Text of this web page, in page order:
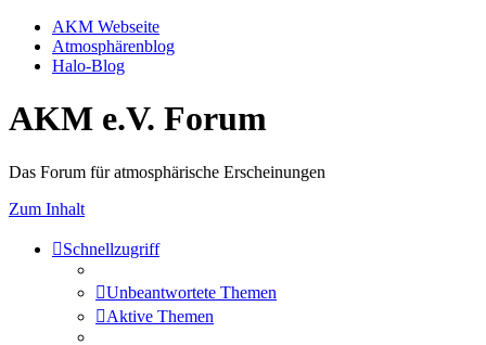
AKM Webseite
Atmosphärenblog
Halo-Blog
AKM e.V. Forum
Das Forum für atmosphärische Erscheinungen
Zum Inhalt
Schnellzugriff
Unbeantwortete Themen
Aktive Themen